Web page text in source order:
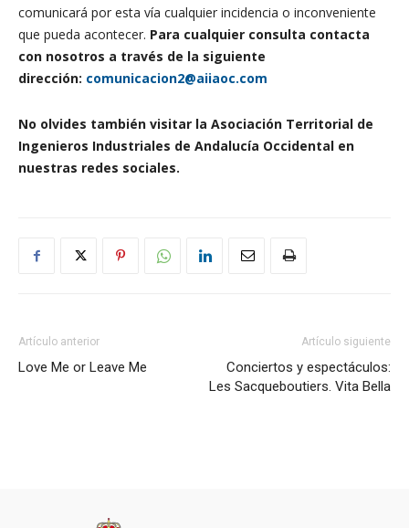
comunicará por esta vía cualquier incidencia o inconveniente
que pueda acontecer. Para cualquier consulta contacta
con nosotros a través de la siguiente
dirección: comunicacion2@aiiaoc.com
No olvides también visitar la Asociación Territorial de
Ingenieros Industriales de Andalucía Occidental en
nuestras redes sociales.
Artículo anterior
Love Me or Leave Me
Artículo siguiente
Conciertos y espectáculos:
Les Sacqueboutiers. Vita Bella